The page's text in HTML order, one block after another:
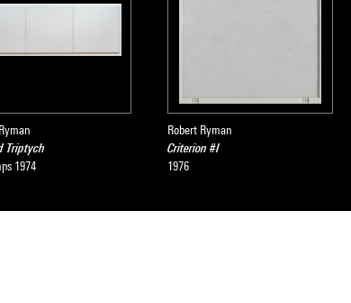
Triptych
1974
Robert Ryman
Criterion #I
1976